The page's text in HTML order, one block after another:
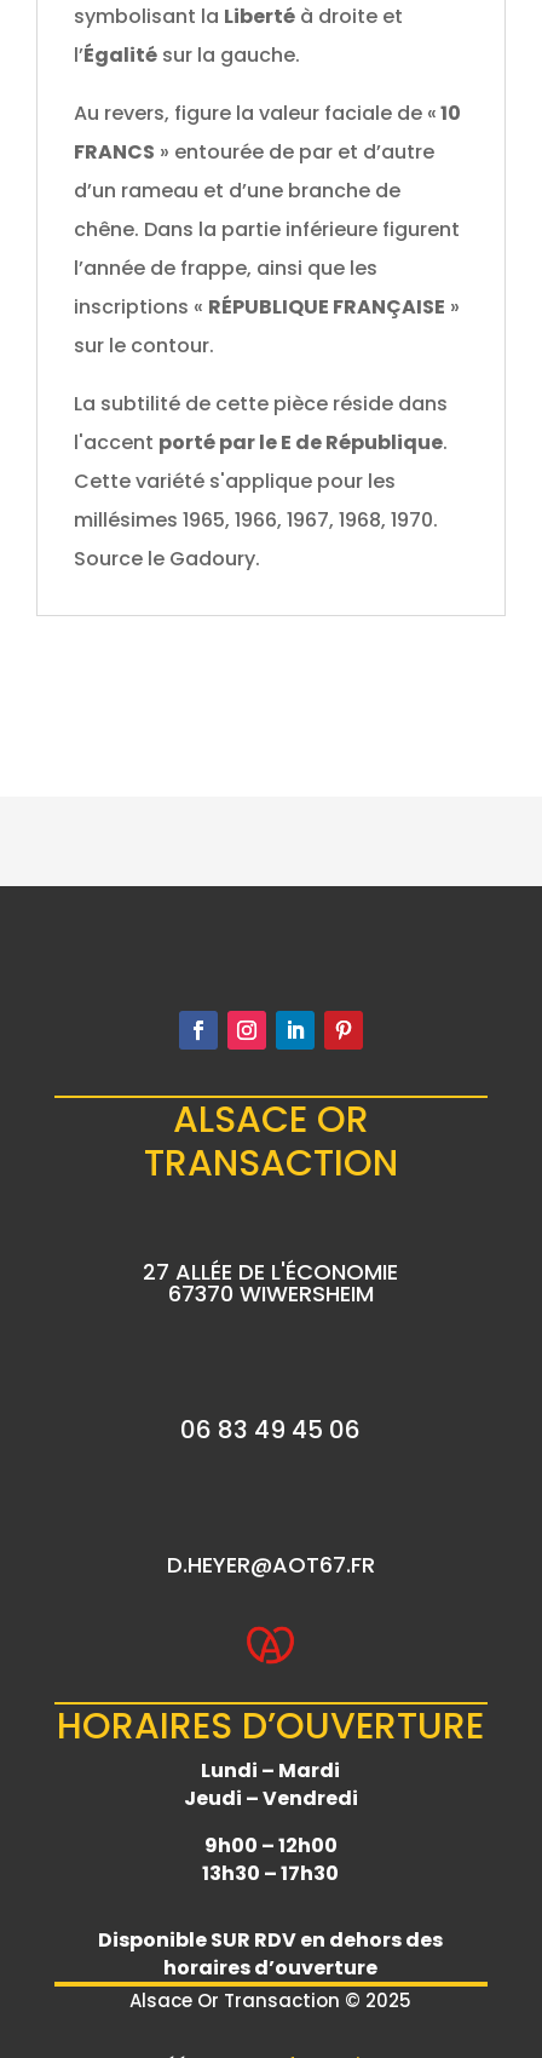
symbolisant la Liberté à droite et
l’Égalité sur la gauche.
Au revers, figure la valeur faciale de «10
FRANCS » entourée de par et d’autre
d’un rameau et d’une branche de
chêne. Dans la partie inférieure figurent
l’année de frappe, ainsi que les
inscriptions « RÉPUBLIQUE FRANÇAISE »
sur le contour.
La subtilité de cette pièce réside dans
l'accent porté par le E de République.
Cette variété s'applique pour les
millésimes 1965, 1966, 1967, 1968, 1970.
Source le Gadoury.
ALSACE OR
TRANSACTION
27 ALLÉE DE L'ÉCONOMIE
67370 WIWERSHEIM
06 83 49 45 06
D.HEYER@AOT67.FR
HORAIRES D’OUVERTURE
Lundi – Mardi
Jeudi – Vendredi
9h00 – 12h00
13h30 – 17h30
DisponibleSUR RDVen dehors des
horaires d’ouverture
Alsace Or Transaction © 2025